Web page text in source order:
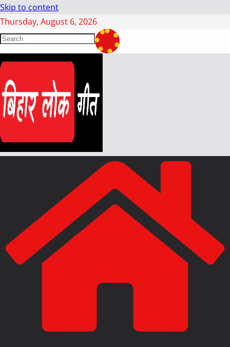
Skip to content
Thursday, August 6, 2026